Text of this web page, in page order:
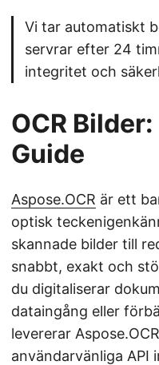
Vi tar automatiskt
servrar efter 24
integritet och
OCR
Guide
Aspose.OCR är ett
optisk
skannade bilder till
snabbt, exakt och
du digitaliserar
dataingång eller
levererar
användarvänliga API